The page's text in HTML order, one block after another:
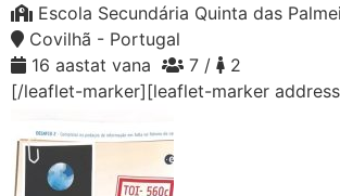
Escola Secundária Quinta das
Covilhã - Portugal
16 aastat vana
7 /
2
[/leaflet-marker][leaflet-marker